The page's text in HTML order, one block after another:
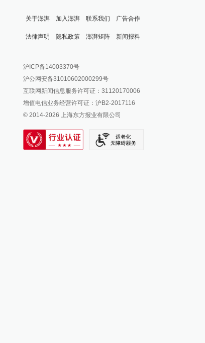
关于澎湃 加入澎湃 联系我们 广告合作
法律声明 隐私政策 澎湃矩阵
澎湃新闻公众号
澎湃新闻抖音号
派生万物开放平台
IP SHANGHAI
SIXTH TONE
新闻报料
报料邮箱: news@thepaper.cn
沪ICP备14003370号
沪公网安备31010602000299号
互联网新闻信息服务许可证：31120170006
增值电信业务经营许可证：沪B2-2017116
© 2014-2026 上海东方报业有限公司